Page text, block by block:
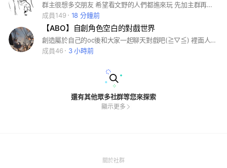
群主很想多交朋友 希望看文野的人們都進來玩 先加主群再加子群哦 看似是文野群實際什麼都聊 #文豪野犬
成員149
18 分鐘前
【ABO】自創角色空白的對戲世界
創造屬於自己的oc後和大家一起聊天對戲吧(≧▽≦) 裡面人都很友善所以快點進來吧！
成員46
3 小時前
還有其他眾多社群等您來探索
顯示更多
關於社群(Open